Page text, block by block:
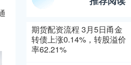
期货配资流程 3月5日甬金
转债上涨0.14%，转股溢价
率62.21%